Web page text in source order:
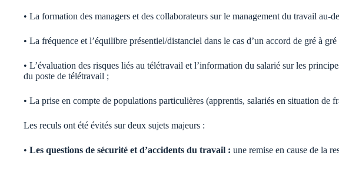
• La formation des managers et des collaborateurs sur le management du travail au-
• La fréquence et l’équilibre présentiel/distanciel dans le cas d’un accord de gré à gré
• L’évaluation des risques liés au télétravail et l’information du salarié sur les
du poste de télétravail ;
• La prise en compte de populations particulières (apprentis, salariés en situation de
Les reculs ont été évités sur deux sujets majeurs :
• Les questions de sécurité et d’accidents du travail : une remise en cause de la